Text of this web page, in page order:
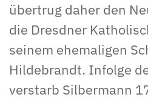
übertrug daher den
die Dresdner
seinem ehemaligen
Hildebrandt. Infolge
verstarb Silbermann